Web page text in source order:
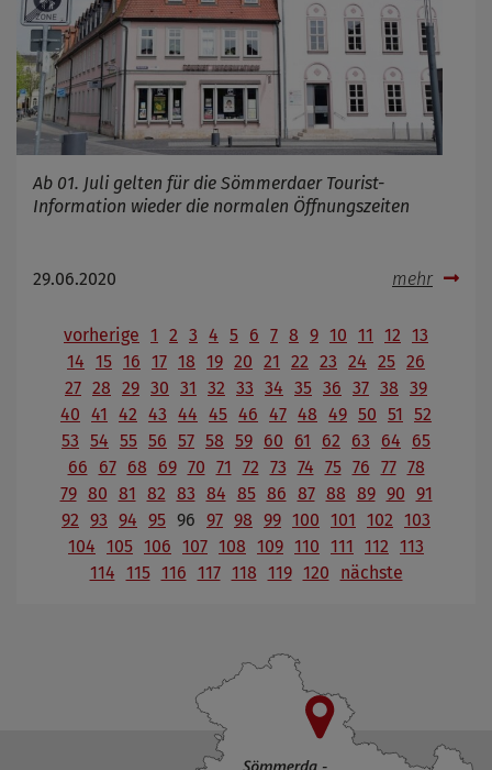
Ab 01. Juli gelten für die Sömmerdaer Tourist-
Information wieder die normalen Öffnungszeiten
29.06.2020 mehr
vorherige 1 2 3 4 5 6 7 8 9 10 11 12 13
14 15 16 17 18 19 20 21 22 23 24 25 26
27 28 29 30 31 32 33 34 35 36 37 38 39
40 41 42 43 44 45 46 47 48 49 50 51
52
53 54 55 56 57 58 59 60 61 62 63 64
65
66
67 68 69 70 71 72 73 74 75 76 77 78
79 80 81 82 83 84 85 86 87 88 89 90 91
92 93 94 95 96 97 98 99 100 101 102 103
104 105 106 107 108 109 110 111 112 113
114 115 116 117 118 119 120 nächste